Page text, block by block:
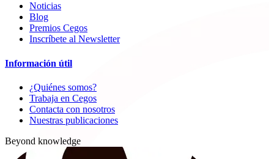
Noticias
Blog
Premios Cegos
Inscríbete al Newsletter
Información útil
¿Quiénes somos?
Trabaja en Cegos
Contacta con nosotros
Nuestras publicaciones
Beyond knowledge